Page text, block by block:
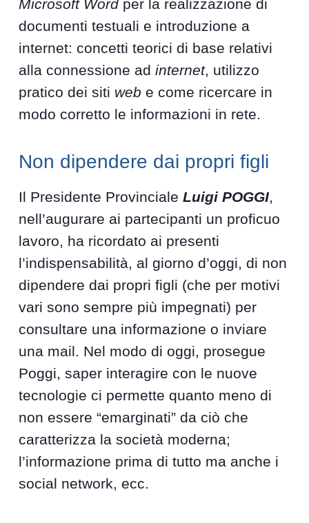
Microsoft Word per la realizzazione di
documenti testuali e introduzione a
internet: concetti teorici di base relativi
alla connessione adinternet, utilizzo
pratico dei siti web e come ricercare in
modo corretto le informazioni in rete.
Non dipendere dai propri figli
Il Presidente ProvincialeLuigi POGGI,
nell’augurare ai partecipanti un proficuo
lavoro, ha ricordato ai presenti
l’indispensabilità, al giorno d’oggi, di non
dipendere dai propri figli (che per motivi
vari sono sempre più impegnati) per
consultare una informazione o inviare
una mail. Nel modo di oggi, prosegue
Poggi, saper interagire con le nuove
tecnologie ci permette quanto meno di
non essere “emarginati” da ciò che
caratterizza la società moderna;
l’informazione prima di tutto ma anche i
social network, ecc.